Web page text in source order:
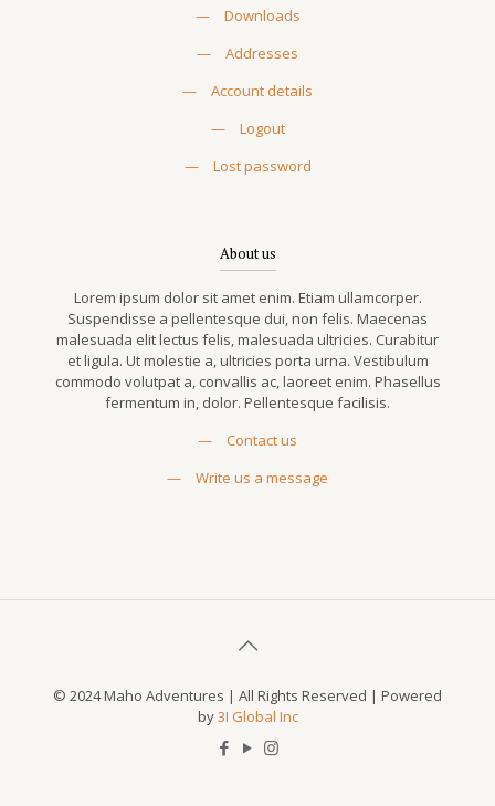
—
Downloads
—
Addresses
—
Account details
—
Logout
—
Lost password
About us
Lorem ipsum dolor sit amet enim. Etiam ullamcorper.
Suspendisse a pellentesque dui, non felis. Maecenas
malesuada elit lectus felis, malesuada ultricies. Curabitur
et ligula. Ut molestie a, ultricies porta urna. Vestibulum
commodo volutpat a, convallis ac, laoreet enim. Phasellus
fermentum in, dolor. Pellentesque facilisis.
—
Contact us
—
Write us a message
© 2024 Maho Adventures | All Rights Reserved | Powered
by3I Global Inc